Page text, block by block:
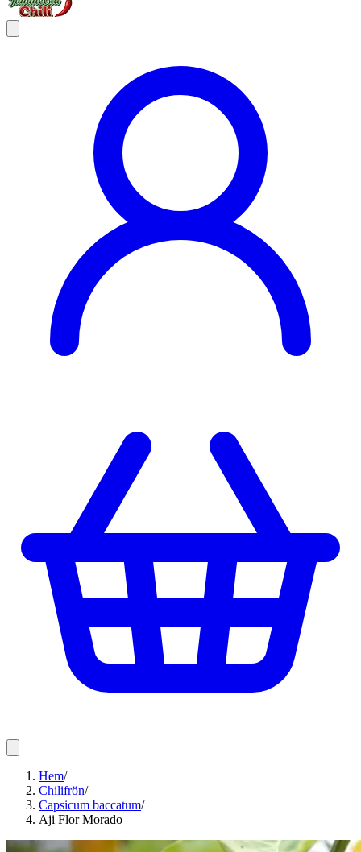
Hem/
Chilifrön/
Capsicum baccatum/
Aji Flor Morado